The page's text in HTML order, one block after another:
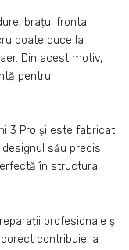
brațul frontal
poate duce la
Din acest motiv,
pentru
3 Pro și este fabricat
său precis
în structura
profesionale și
contribuie la